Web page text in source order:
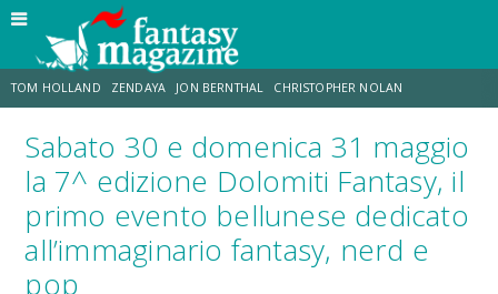
TOM HOLLAND ZENDAYA JON BERNTHAL CHRISTOPHER NOLAN
STRANIMONDI LUCCA COMICS & GAMES ODISSEA JACOB BATALON
SPIDER-MAN: BRAND NEW DAY
Sabato 30 e domenica 31 maggio
la 7^ edizione Dolomiti Fantasy, il
primo evento bellunese dedicato
all’immaginario fantasy, nerd e
pop